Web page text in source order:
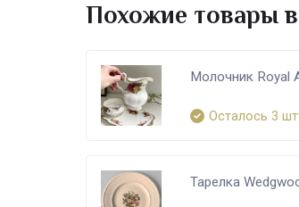
Похожие товары
Молочник Royal
Осталось 3
Тарелка